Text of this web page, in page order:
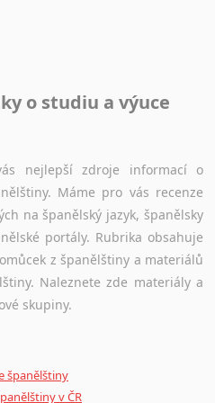
o studiu a výuce
nejlepší zdroje informací o
Máme pro vás recenze
na španělský jazyk, španělsky
portály. Rubrika obsahuje
z španělštiny a materiálů
Naleznete zde materiály a
skupiny.
španělštiny
v ČR